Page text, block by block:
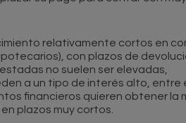
relativamente cortos en
con plazos de
no suelen ser elevadas,
a un tipo de interés alto, entre
financieros quieren obtener la
plazos muy cortos.